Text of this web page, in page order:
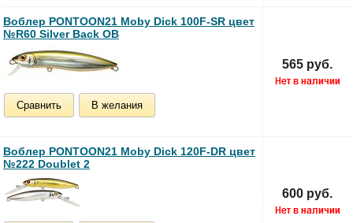
Воблер PONTOON21 Moby Dick 100F-SR цвет
№R60 Silver Back OB
Сравнить В желания
565 руб.
Воблер PONTOON21 Moby Dick 120F-DR цвет
№222 Doublet 2
600 руб.